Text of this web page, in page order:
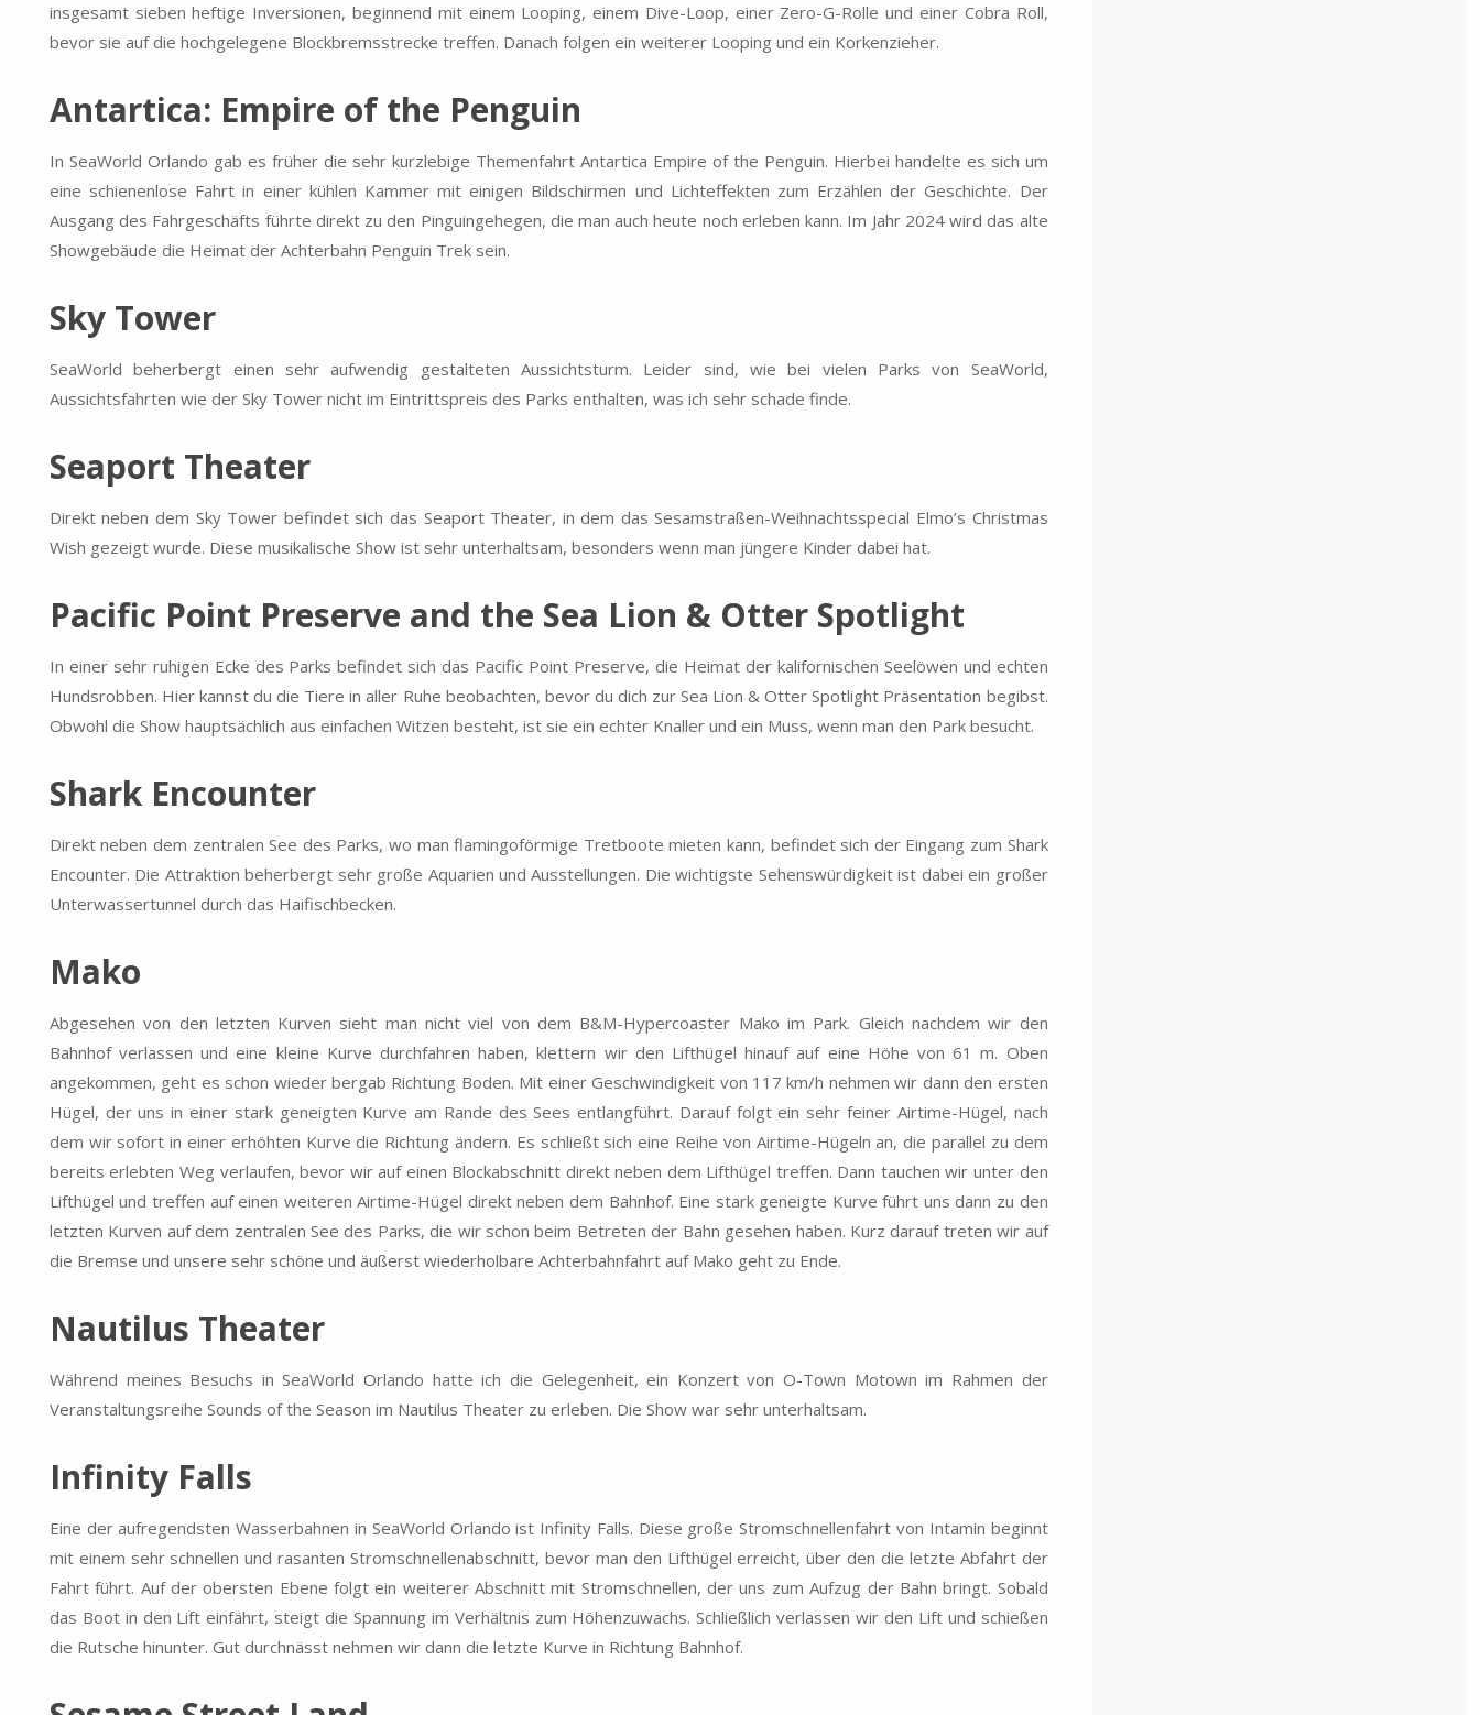
insgesamt sieben heftige Inversionen, beginnend mit einem Looping, einem Dive-Loop, einer Zero-G-Rolle und einer Cobra Roll,
bevor sie auf die hochgelegene Blockbremsstrecke treffen. Danach folgen ein weiterer Looping und ein Korkenzieher.
Antartica: Empire of the Penguin
In SeaWorld Orlando gab es früher die sehr kurzlebige Themenfahrt Antartica Empire of the Penguin. Hierbei handelte es sich um
eine schienenlose Fahrt in einer kühlen Kammer mit einigen Bildschirmen und Lichteffekten zum Erzählen der Geschichte. Der
Ausgang des Fahrgeschäfts führte direkt zu den Pinguingehegen, die man auch heute noch erleben kann. Im Jahr 2024 wird das alte
Showgebäude die Heimat der Achterbahn Penguin Trek sein.
Sky Tower
SeaWorld beherbergt einen sehr aufwendig gestalteten Aussichtsturm. Leider sind, wie bei vielen Parks von SeaWorld,
Aussichtsfahrten wie der Sky Tower nicht im Eintrittspreis des Parks enthalten, was ich sehr schade finde.
Seaport Theater
Direkt neben dem Sky Tower befindet sich das Seaport Theater, in dem das Sesamstraßen-Weihnachtsspecial Elmo’s Christmas
Wish gezeigt wurde. Diese musikalische Show ist sehr unterhaltsam, besonders wenn man jüngere Kinder dabei hat.
Pacific Point Preserve and the Sea Lion & Otter Spotlight
In einer sehr ruhigen Ecke des Parks befindet sich das Pacific Point Preserve, die Heimat der kalifornischen Seelöwen und echten
Hundsrobben. Hier kannst du die Tiere in aller Ruhe beobachten, bevor du dich zur Sea Lion & Otter Spotlight Präsentation begibst.
Obwohl die Show hauptsächlich aus einfachen Witzen besteht, ist sie ein echter Knaller und ein Muss, wenn man den Park besucht.
Shark Encounter
Direkt neben dem zentralen See des Parks, wo man flamingoförmige Tretboote mieten kann, befindet sich der Eingang zum Shark
Encounter. Die Attraktion beherbergt sehr große Aquarien und Ausstellungen. Die wichtigste Sehenswürdigkeit ist dabei ein großer
Unterwassertunnel durch das Haifischbecken.
Mako
Abgesehen von den letzten Kurven sieht man nicht viel von dem B&M-Hypercoaster Mako im Park. Gleich nachdem wir den
Bahnhof verlassen und eine kleine Kurve durchfahren haben, klettern wir den Lifthügel hinauf auf eine Höhe von 61 m. Oben
angekommen, geht es schon wieder bergab Richtung Boden. Mit einer Geschwindigkeit von 117 km/h nehmen wir dann den ersten
Hügel, der uns in einer stark geneigten Kurve am Rande des Sees entlangführt. Darauf folgt ein sehr feiner Airtime-Hügel, nach
dem wir sofort in einer erhöhten Kurve die Richtung ändern. Es schließt sich eine Reihe von Airtime-Hügeln an, die parallel zu dem
bereits erlebten Weg verlaufen, bevor wir auf einen Blockabschnitt direkt neben dem Lifthügel treffen. Dann tauchen wir unter den
Lifthügel und treffen auf einen weiteren Airtime-Hügel direkt neben dem Bahnhof. Eine stark geneigte Kurve führt uns dann zu den
letzten Kurven auf dem zentralen See des Parks, die wir schon beim Betreten der Bahn gesehen haben. Kurz darauf treten wir auf
die Bremse und unsere sehr schöne und äußerst wiederholbare Achterbahnfahrt auf Mako geht zu Ende.
Nautilus Theater
Während meines Besuchs in SeaWorld Orlando hatte ich die Gelegenheit, ein Konzert von O-Town Motown im Rahmen der
Veranstaltungsreihe Sounds of the Season im Nautilus Theater zu erleben. Die Show war sehr unterhaltsam.
Infinity Falls
Eine der aufregendsten Wasserbahnen in SeaWorld Orlando ist Infinity Falls. Diese große Stromschnellenfahrt von Intamin beginnt
mit einem sehr schnellen und rasanten Stromschnellenabschnitt, bevor man den Lifthügel erreicht, über den die letzte Abfahrt der
Fahrt führt. Auf der obersten Ebene folgt ein weiterer Abschnitt mit Stromschnellen, der uns zum Aufzug der Bahn bringt. Sobald
das Boot in den Lift einfährt, steigt die Spannung im Verhältnis zum Höhenzuwachs. Schließlich verlassen wir den Lift und schießen
die Rutsche hinunter. Gut durchnässt nehmen wir dann die letzte Kurve in Richtung Bahnhof.